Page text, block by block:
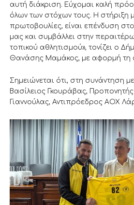
αυτή διάκριση. Εύχομαι καλή
όλων των στόχων τους. Η στήριξη
πρωτοβουλίες, είναι επένδυση
μας και συμβάλλει στην
τοπικού αθλητισμού», τονίζει ο
Θανάσης Μαμάκος, με αφορμή τη
Σημειώνεται ότι, στη συνάντηση
Βασίλειος Γκουράβας,
Γιαννούλας, Αντιπρόεδρος ΑΟΧ